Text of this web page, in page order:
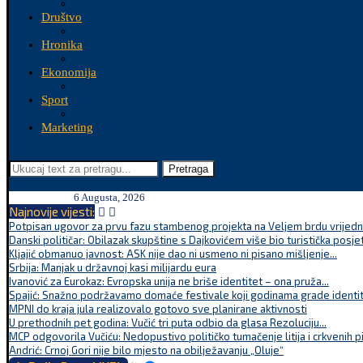
Društvo
Hronika
Ekonomija
Sport
Marketing
Pretraga
6 Augusta, 2026
Najnovije vijesti:
Potpisan ugovor za prvu fazu stambenog projekta na Veljem brdu
Danski političar: Obilazak skupštine s Dajkovićem više bio turistička
Kljajić obmanuo javnost: ASK nije dao ni usmeno ni pisano mišljenje...
Srbija: Manjak u državnoj kasi milijardu eura
Ivanović za Eurokaz: Evropska unija ne briše identitet – ona pruža...
Spajić: Snažno podržavamo domaće festivale koji godinama grade
MPNI do kraja jula realizovalo gotovo sve planirane aktivnosti
U prethodnih pet godina: Vučić tri puta odbio da glasa Rezoluciju...
MCP odgovorila Vučiću: Nedopustivo političko tumačenje litija i crkvenih
Andrić: Crnoj Gori nije bilo mjesto na obilježavanju „Oluje“